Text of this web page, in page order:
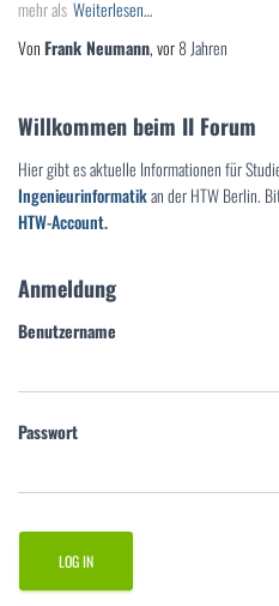
mehr als Weiterlesen…
VonFrank Neumann, vor8 Jahren
Willkommen beim II Forum
Hier gibt es aktuelle Informationen für
Ingenieurinformatikan der HTW Berlin.
HTW-Account.
Anmeldung
Benutzername
Passwort